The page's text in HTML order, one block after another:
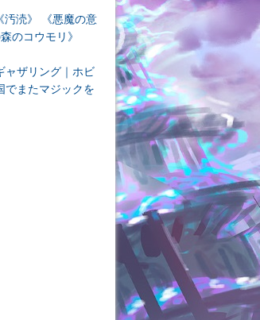
汚涜》 《悪魔の意
のコウモリ》
ャザリング｜ホビ
でまたマジックを